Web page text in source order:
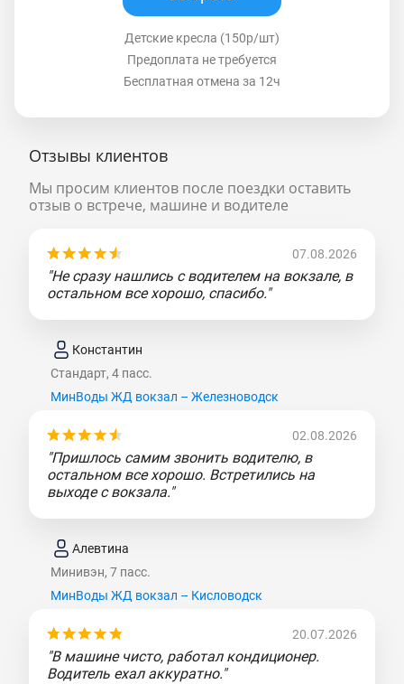
Детские кресла (150р/шт)
Предоплата не требуется
Бесплатная отмена за 12ч
Отзывы клиентов
Мы просим клиентов после поездки оставить
отзыв о встрече, машине и водителе
07.08.2026
"Не сразу нашлись с водителем на вокзале, в
остальном все хорошо, спасибо."
Константин
Стандарт, 4 пасс.
МинВоды ЖД вокзал – Железноводск
02.08.2026
"Пришлось самим звонить водителю, в
остальном все хорошо. Встретились на
выходе с вокзала."
Алевтина
Минивэн, 7 пасс.
МинВоды ЖД вокзал – Кисловодск
20.07.2026
"В машине чисто, работал кондиционер.
Водитель ехал аккуратно."